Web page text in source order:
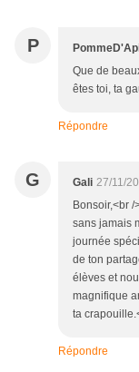
P
Que de
êtes toi, ta
Répondre
G Gali 27/11/
Bonsoir,<br
sans jamais
journée
de ton
élèves et
magnifique
ta
Répondre